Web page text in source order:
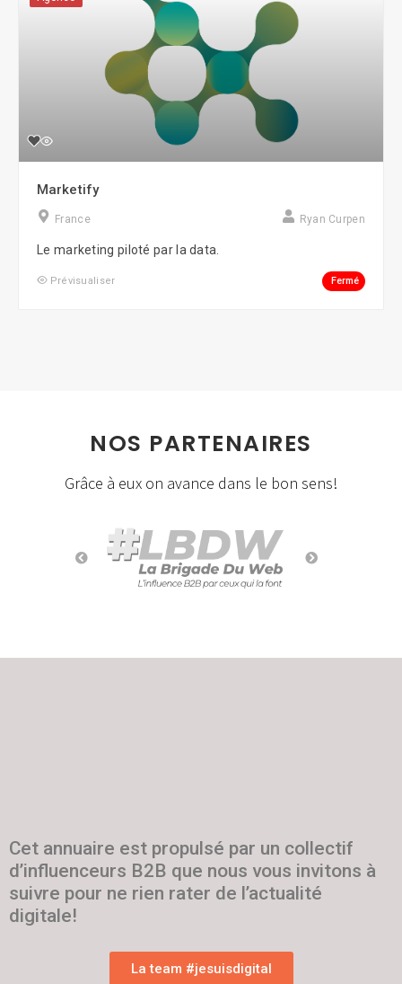
Marketify
France Ryan Curpen
Le marketing piloté par la data.
Prévisualiser Fermé
NOS PARTENAIRES
Grâce à eux on avance dans le bon sens!
Cet annuaire est propulsé par un collectif
d’influenceurs B2B que nous vous invitons à
suivre pour ne rien rater de l’actualité
digitale!
La team #jesuisdigital